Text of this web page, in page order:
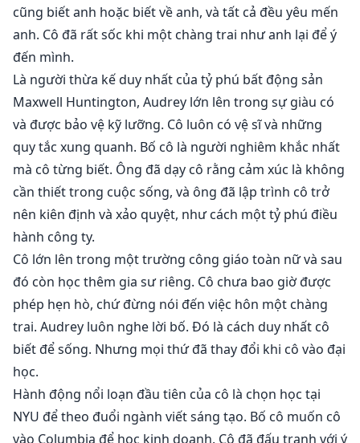
cũng biết anh hoặc biết về anh, và tất cả đều yêu mến
anh. Cô đã rất sốc khi một chàng trai như anh lại để ý
đến mình.
Là người thừa kế duy nhất của tỷ phú bất động sản
Maxwell Huntington, Audrey lớn lên trong sự giàu có
và được bảo vệ kỹ lưỡng. Cô luôn có vệ sĩ và những
quy tắc xung quanh. Bố cô là người nghiêm khắc nhất
mà cô từng biết. Ông đã dạy cô rằng cảm xúc là không
cần thiết trong cuộc sống, và ông đã lập trình cô trở
nên kiên định và xảo quyệt, như cách một tỷ phú điều
hành công ty.
Cô lớn lên trong một trường công giáo toàn nữ và sau
đó còn học thêm gia sư riêng. Cô chưa bao giờ được
phép hẹn hò, chứ đừng nói đến việc hôn một chàng
trai. Audrey luôn nghe lời bố. Đó là cách duy nhất cô
biết để sống. Nhưng mọi thứ đã thay đổi khi cô vào đại
học.
Hành động nổi loạn đầu tiên của cô là chọn học tại
NYU để theo đuổi ngành viết sáng tạo. Bố cô muốn cô
vào Columbia để học kinh doanh. Cô đã đấu tranh với ý